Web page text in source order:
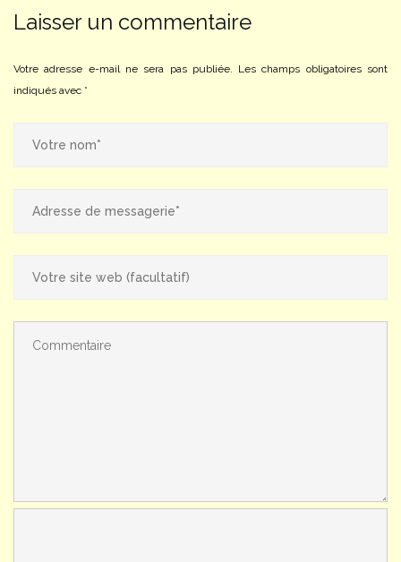
Laisser un commentaire
Votre adresse e-mail ne sera pas publiée.
Les champs obligatoires sont
indiqués avec *